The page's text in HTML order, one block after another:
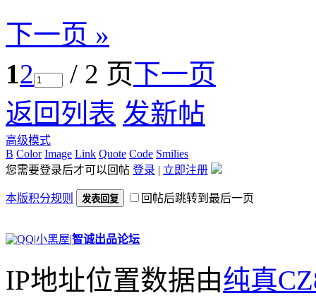
下一页 »
12 / 2 页下一页
返回列表 发新帖
高级模式
B Color Image Link Quote Code Smilies
您需要登录后才可以回帖 登录 | 立即注册
本版积分规则 发表回复 回帖后跳转到最后一页
|小黑屋|智诚出品论坛
IP地址位置数据由纯真